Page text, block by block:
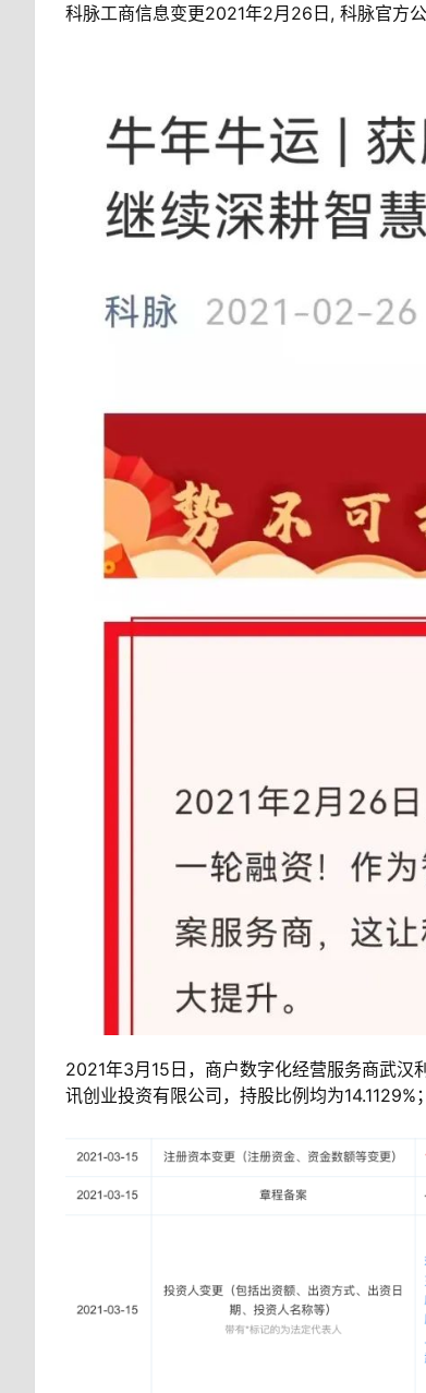
科脉工商信息变更2021年2月26日, 科脉官方
2021年3月15日，商户数字化经营服务商武汉
讯创业投资有限公司，持股比例均为14.1129%